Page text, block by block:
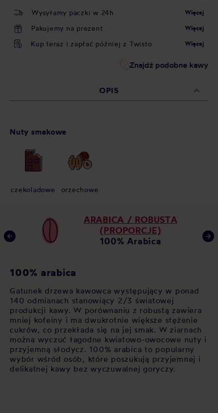
Wysyłamy paczki w 24h Więcej
Pakujemy na prezent Więcej
Kup teraz i zapłać później z Twisto Więcej
Znajdź podobne kawy
OPIS
Nuty smakowe
czekoladowe orzechowe
ARABICA / ROBUSTA
(PROPORCJE)
100% Arabica
100% arabica
Gatunek drzewa kawowca występujący w ponad
140 odmianach stanowiący 2/3 światowej
produkcji kawy. W porównaniu z robustą zawiera
mniej kofeiny i ma dwukrotnie większe stężenie
cukrów, co przekłada się na jej smak. W ziarnach
można wyczuć łagodne kwiatowo-owocowe nuty i
przyjemną słodycz. 100% arabica to popularny
wybór wśród osób, które poszukują przyjemnej i
delikatnej kawy bez wyczuwalnej goryczy.